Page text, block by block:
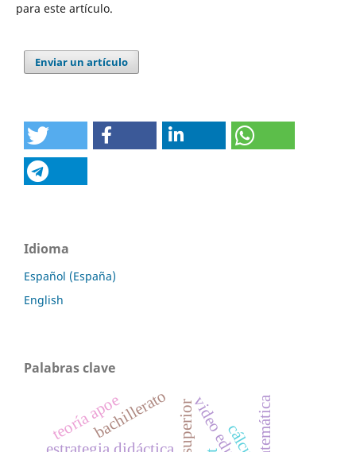
para este artículo.
Enviar un artículo
Idioma
Español (España)
English
Palabras clave
bachillerato
teoría apoe